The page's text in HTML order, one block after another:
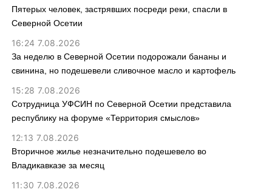
Пятерых человек, застрявших посреди реки, спасли в
Северной Осетии
16:24 7.08.2026
За неделю в Северной Осетии подорожали бананы и
свинина, но подешевели сливочное масло и картофель
15:28 7.08.2026
Сотрудница УФСИН по Северной Осетии представила
республику на форуме «Территория смыслов»
12:13 7.08.2026
Вторичное жилье незначительно подешевело во
Владикавказе за месяц
11:30 7.08.2026